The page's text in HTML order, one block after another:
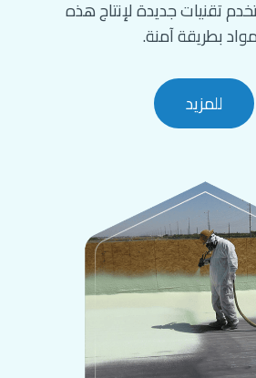
تقنيات جديدة لإنتاج هذه
بطريقة آمنة.
للمزيد